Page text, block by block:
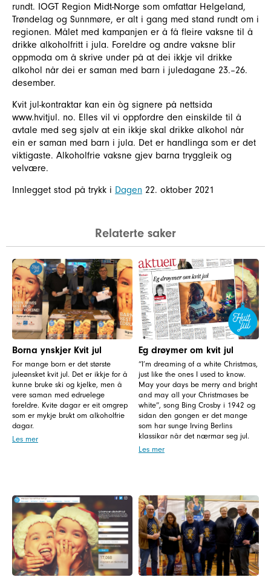
rundt. IOGT Region Midt-Norge som omfattar Helgeland,
Trøndelag og Sunnmøre, er alt i gang med stand rundt om i
regionen. Målet med kampanjen er å få fleire vaksne til å
drikke alkoholfritt i jula. Foreldre og andre vaksne blir
oppmoda om å skrive under på at dei ikkje vil drikke
alkohol når dei er saman med barn i juledagane 23.–26.
desember.
Kvit jul-kontraktar kan ein òg signere på nettsida
www.hvitjul. no. Elles vil vi oppfordre den einskilde til å
avtale med seg sjølv at ein ikkje skal drikke alkohol når
ein er saman med barn i jula. Det er handlinga som er det
viktigaste. Alkoholfrie vaksne gjev barna tryggleik og
velvære.
Innlegget stod på trykk i Dagen 22. oktober 2021
Relaterte saker
Borna ynskjer Kvit jul
For mange born er det største
juleønsket kvit jul. Det er ikkje for å
kunne bruke ski og kjelke, men å
vere saman med edruelege
foreldre. Kvite dagar er eit omgrep
som er mykje brukt om alkoholfrie
dagar.
Les mer
Eg drøymer om kvit jul
“I’m dreaming of a white Christmas,
just like the ones I used to know.
May your days be merry and bright
and may all your Christmases be
white”, song Bing Crosby i 1942 og
sidan den gongen er det mange
som har sunge Irving Berlins
klassikar når det nærmar seg jul.
Les mer